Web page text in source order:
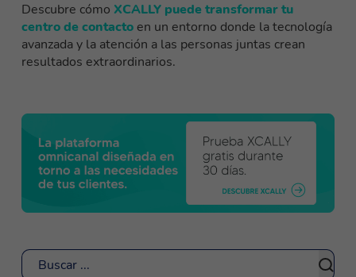
Descubre cómo XCALLY puede transformar tu
centro de contacto en un entorno donde la tecnología
avanzada y la atención a las personas juntas crean
resultados extraordinarios.